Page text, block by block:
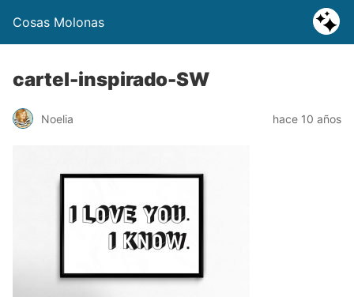
Cosas Molonas
cartel-inspirado-SW
Noelia hace 10 años